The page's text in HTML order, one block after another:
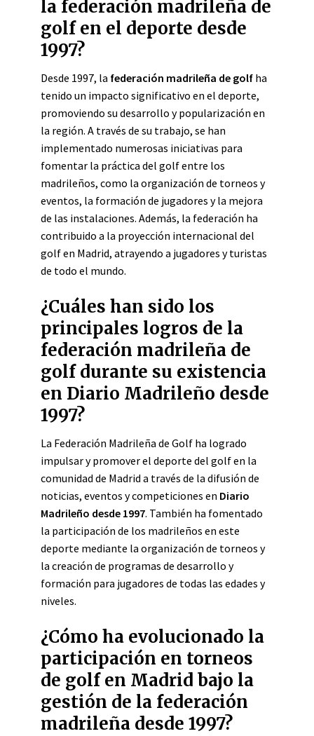
la federación madrileña de
golf en el deporte desde
1997?
Desde 1997, la federación madrileña de golf ha
tenido un impacto significativo en el deporte,
promoviendo su desarrollo y popularización en
la región. A través de su trabajo, se han
implementado numerosas iniciativas para
fomentar la práctica del golf entre los
madrileños, como la organización de torneos y
eventos, la formación de jugadores y la mejora
de las instalaciones. Además, la federación ha
contribuido a la proyección internacional del
golf en Madrid, atrayendo a jugadores y turistas
de todo el mundo.
¿Cuáles han sido los
principales logros de la
federación madrileña de
golf durante su existencia
en Diario Madrileño desde
1997?
La Federación Madrileña de Golf ha logrado
impulsar y promover el deporte del golf en la
comunidad de Madrid a través de la difusión de
noticias, eventos y competiciones en Diario
Madrileño desde 1997. También ha fomentado
la participación de los madrileños en este
deporte mediante la organización de torneos y
la creación de programas de desarrollo y
formación para jugadores de todas las edades y
niveles.
¿Cómo ha evolucionado la
participación en torneos
de golf en Madrid bajo la
gestión de la federación
madrileña desde 1997?